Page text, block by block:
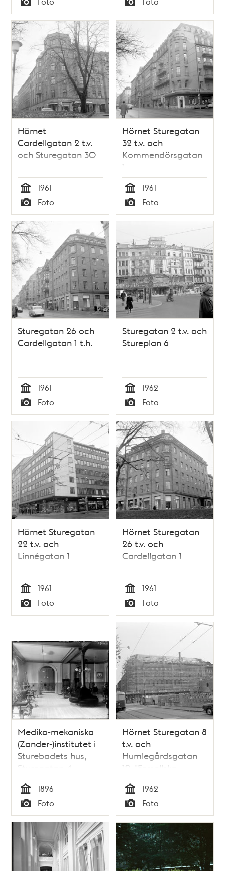
Typ
Typ
Hörnet
Cardellgatan 2 t.v.
och Sturegatan 30
Tid
1961
Typ
Foto
Hörnet Sturegatan
32 t.v. och
Kommendörsgatan
1
Tid
1961
Typ
Foto
Sturegatan 26 och
Cardellgatan 1 t.h.
Tid
1961
Typ
Foto
Sturegatan 2 t.v. och
Stureplan 6
Tid
1962
Typ
Foto
Hörnet Sturegatan
22 t.v. och
Linnégatan 1
Tid
1961
Typ
Foto
Hörnet Sturegatan
26 t.v. och
Cardellgatan 1
Tid
1961
Typ
Foto
Mediko-mekaniska
(Zander-)institutet i
Sturebadets hus,
Sturegatan 4
Tid
1896
Typ
Foto
Hörnet Sturegatan 8
t.v. och
Humlegårdsgatan
19. "Forsellska
huset."
Tid
1962
Typ
Foto